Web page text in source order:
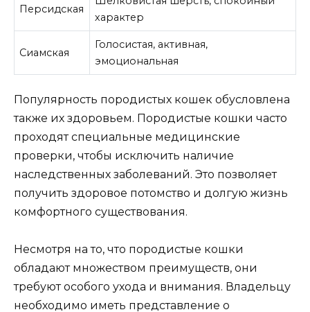
Персидская
характер
Сиамская
Голосистая, активная,
эмоциональная
Популярность породистых кошек обусловлена
также их здоровьем. Породистые кошки часто
проходят специальные медицинские
проверки, чтобы исключить наличие
наследственных заболеваний. Это позволяет
получить здоровое потомство и долгую жизнь
комфортного существования.
Несмотря на то, что породистые кошки
обладают множеством преимуществ, они
требуют особого ухода и внимания. Владельцу
необходимо иметь представление о